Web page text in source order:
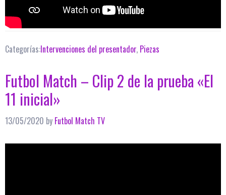
Categorías:Intervenciones del presentador, Piezas
Futbol Match – Clip 2 de la prueba «El
11 inicial»
13/05/2020 by Futbol Match TV